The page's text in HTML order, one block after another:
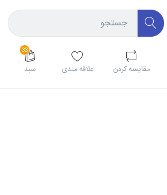
مقايسه كردن علاقه مندی
33
سبد